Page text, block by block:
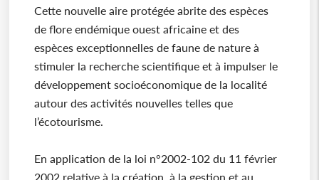
Cette nouvelle aire protégée abrite des espèces
de flore endémique ouest africaine et des
espèces exceptionnelles de faune de nature à
stimuler la recherche scientifique et à impulser le
développement socioéconomique de la localité
autour des activités nouvelles telles que
l’écotourisme.
En application de la loi n°2002-102 du 11 février
2002 relative à la création, à la gestion et au